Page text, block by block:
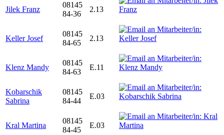
Jilek Franz
08145
84-36
2.13
Keller Josef
08145
84-65
2.13
Klenz Mandy
08145
84-63
E.11
Kobarschik
Sabrina
08145
84-44
E.03
Kral Martina
08145
84-45
E.03